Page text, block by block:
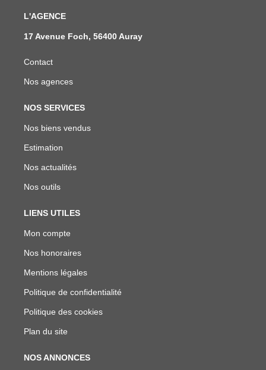
L'AGENCE
17 Avenue Foch, 56400 Auray
Contact
Nos agences
NOS SERVICES
Nos biens vendus
Estimation
Nos actualités
Nos outils
LIENS UTILES
Mon compte
Nos honoraires
Mentions légales
Politique de confidentialité
Politique des cookies
Plan du site
NOS ANNONCES